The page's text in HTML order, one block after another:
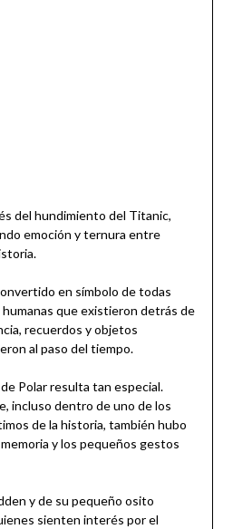
del hundimiento del Titanic,
emoción y ternura entre
en símbolo de todas
que existieron detrás de
recuerdos y objetos
al paso del tiempo.
Polar resulta tan especial.
incluso dentro de uno de los
de la historia, también hubo
y los pequeños gestos
y de su pequeño osito
sienten interés por el